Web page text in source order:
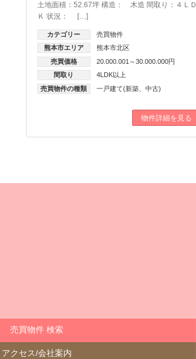
土地面積：52.67坪 構造： 木造 間取り：４ＬＤ
Ｋ 状況： […]
カテゴリー
売買物件
熊本市エリア
熊本市北区
売買価格
20.000.001～30.000.000円
間取り
4LDK以上
売買物件の種類
一戸建て(新築、中古)
物件詳細を見る
売買物件 検索
アクセス/会社案内